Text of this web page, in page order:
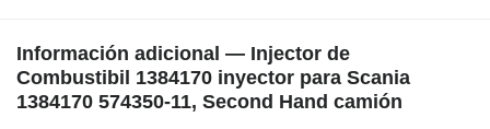
Información adicional — Injector de
Combustibil 1384170 inyector para Scania
1384170 574350-11, Second Hand camión